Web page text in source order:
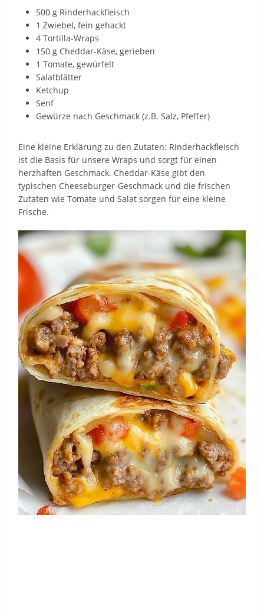
500 g Rinderhackfleisch
1 Zwiebel, fein gehackt
4 Tortilla-Wraps
150 g Cheddar-Käse, gerieben
1 Tomate, gewürfelt
Salatblätter
Ketchup
Senf
Gewürze nach Geschmack (z.B. Salz, Pfeffer)
Eine kleine Erklärung zu den Zutaten: Rinderhackfleisch
ist die Basis für unsere Wraps und sorgt für einen
herzhaften Geschmack. Cheddar-Käse gibt den
typischen Cheeseburger-Geschmack und die frischen
Zutaten wie Tomate und Salat sorgen für eine kleine
Frische.